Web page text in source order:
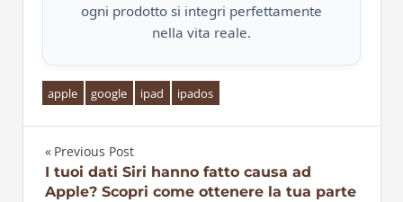
ogni prodotto si integri perfettamente
nella vita reale.
apple google ipad ipados
Navigazione
Previous Post
I tuoi dati Siri hanno fatto causa ad
Apple? Scopri come ottenere la tua parte